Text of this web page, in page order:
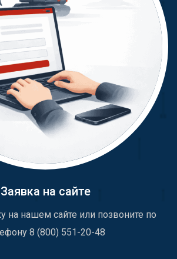
Заявка на сайте
на нашем сайте или позвоните по
8 (800) 551-20-48